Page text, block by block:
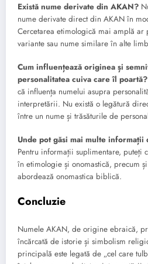
Există nume derivate din AKAN?
nume derivate direct din AKAN în
Cercetarea etimologică mai amplă ar
variante sau nume similare în alte
Cum influențează originea și
personalitatea cuiva care îl poartă?
că influența numelui asupra
interpretării. Nu există o legătură
între un nume și trăsăturile de
Unde pot găsi mai multe
Pentru informații suplimentare, puteți
în etimologie și onomastică, precum
abordează onomastica biblică.
Concluzie
Numele AKAN, de origine ebraică,
încărcată de istorie și simbolism
principală este legată de „cel care